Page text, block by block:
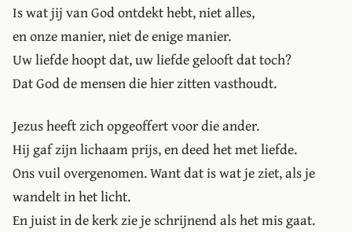
Is wat jij van God ontdekt hebt, niet alles,
en onze manier, niet de enige manier.
Uw liefde hoopt dat, uw liefde gelooft dat toch?
Dat God de mensen die hier zitten vasthoudt.
Jezus heeft zich opgeoffert voor die ander.
Hij gaf zijn lichaam prijs, en deed het met liefde.
Ons vuil overgenomen. Want dat is wat je ziet, als je
wandelt in het licht.
En juist in de kerk zie je schrijnend als het mis gaat.